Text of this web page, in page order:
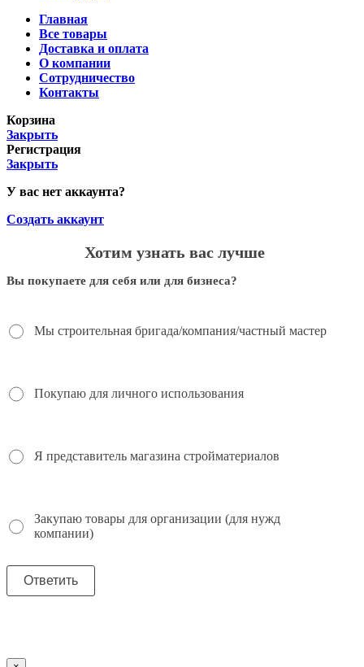
Главная
Все товары
Доставка и оплата
О компании
Сотрудничество
Контакты
Корзина
Закрыть
Регистрация
Закрыть
У вас нет аккаунта?
Создать аккаунт
Хотим узнать вас лучше
Вы покупаете для себя или для бизнеса?
Мы строительная бригада/компания/частный мастер
Покупаю для личного использования
Я представитель магазина стройматериалов
Закупаю товары для организации (для нужд
компании)